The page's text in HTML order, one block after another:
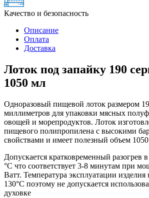
Качество и безопасность
Описание
Оплата
Доставка
Лоток под запайку 190
1050 мл
Одноразовый пищевой лоток размером
миллиметров для упаковки мясных
овощей и морепродуктов. Лоток
пищевого полипропилена с высокими
свойствами и имеет полезный объем
Допускается кратковременный разогрев
°C что соответствует 3-8 минутам при
Ватт. Температура эксплуатации
130°C поэтому не допускается
духовке